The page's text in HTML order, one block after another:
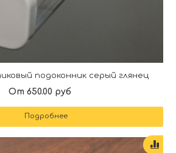
подоконник серый глянец
От 650.00 руб
Подробнее